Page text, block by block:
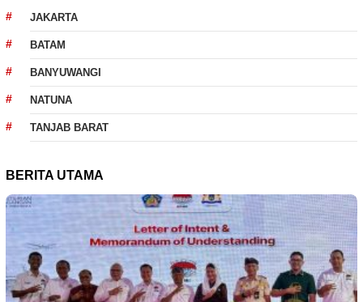
JAKARTA
BATAM
BANYUWANGI
NATUNA
TANJAB BARAT
BERITA UTAMA